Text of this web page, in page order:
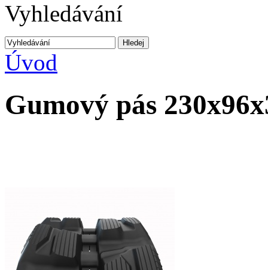
Vyhledávání
Hledej
Úvod
Gumový pás